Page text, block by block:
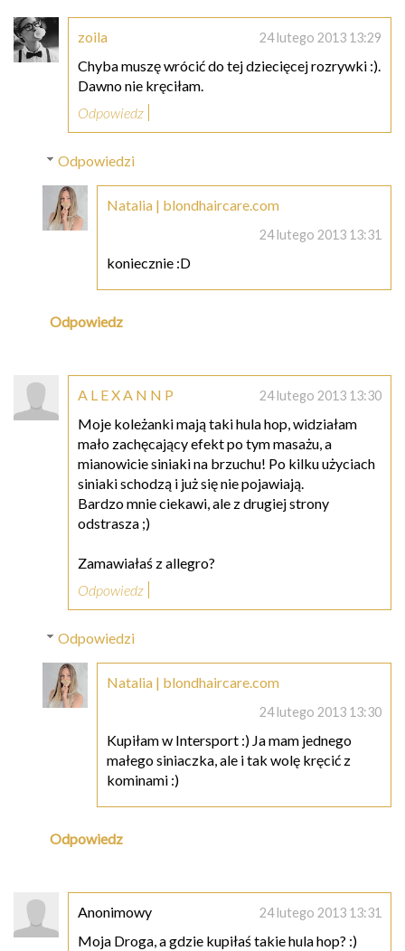
zoila 24 lutego 2013 13:29
Chyba muszę wrócić do tej dziecięcej rozrywki :).
Dawno nie kręciłam.
Odpowiedz
Odpowiedzi
Natalia | blondhaircare.com
24 lutego 2013 13:31
koniecznie :D
Odpowiedz
A L E X A N N P 24 lutego 2013 13:30
Moje koleżanki mają taki hula hop, widziałam
mało zachęcający efekt po tym masażu, a
mianowicie siniaki na brzuchu! Po kilku użyciach
siniaki schodzą i już się nie pojawiają.
Bardzo mnie ciekawi, ale z drugiej strony
odstrasza ;)
Zamawiałaś z allegro?
Odpowiedz
Odpowiedzi
Natalia | blondhaircare.com
24 lutego 2013 13:30
Kupiłam w Intersport :) Ja mam jednego
małego siniaczka, ale i tak wolę kręcić z
kominami :)
Odpowiedz
Anonimowy 24 lutego 2013 13:31
Moja Droga, a gdzie kupiłaś takie hula hop? :)